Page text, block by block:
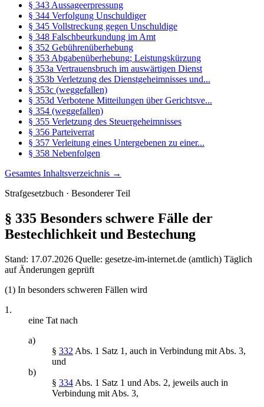
§ 343 Aussageerpressung
§ 344 Verfolgung Unschuldiger
§ 345 Vollstreckung gegen Unschuldige
§ 348 Falschbeurkundung im Amt
§ 352 Gebührenüberhebung
§ 353 Abgabenüberhebung; Leistungskürzung
§ 353a Vertrauensbruch im auswärtigen Dienst
§ 353b Verletzung des Dienstgeheimnisses und...
§ 353c (weggefallen)
§ 353d Verbotene Mitteilungen über Gerichtsve...
§ 354 (weggefallen)
§ 355 Verletzung des Steuergeheimnisses
§ 356 Parteiverrat
§ 357 Verleitung eines Untergebenen zu einer...
§ 358 Nebenfolgen
Gesamtes Inhaltsverzeichnis →
Strafgesetzbuch · Besonderer Teil
§ 335 Besonders schwere Fälle der
Bestechlichkeit und Bestechung
Stand: 17.07.2026 Quelle: gesetze-im-internet.de (amtlich) Täglich
auf Änderungen geprüft
(1) In besonders schweren Fällen wird
1.
eine Tat nach
a)
§ 332 Abs. 1 Satz 1, auch in Verbindung mit Abs. 3,
und
b)
§ 334 Abs. 1 Satz 1 und Abs. 2, jeweils auch in
Verbindung mit Abs. 3,